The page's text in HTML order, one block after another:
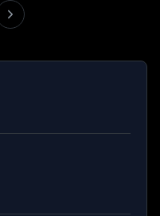
werkt bij ≤60dB ruis. Ideaal
voor